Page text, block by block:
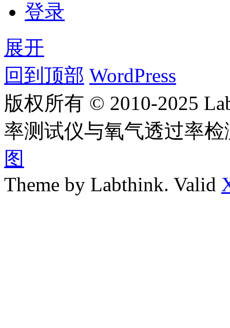
登录
展开
回到顶部 WordPress
版权所有 © 2010-2025
率测试仪与氧气透过率
图
Theme by Labthink. Valid